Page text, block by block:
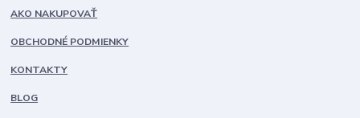
AKO NAKUPOVAŤ
OBCHODNÉ PODMIENKY
KONTAKTY
BLOG